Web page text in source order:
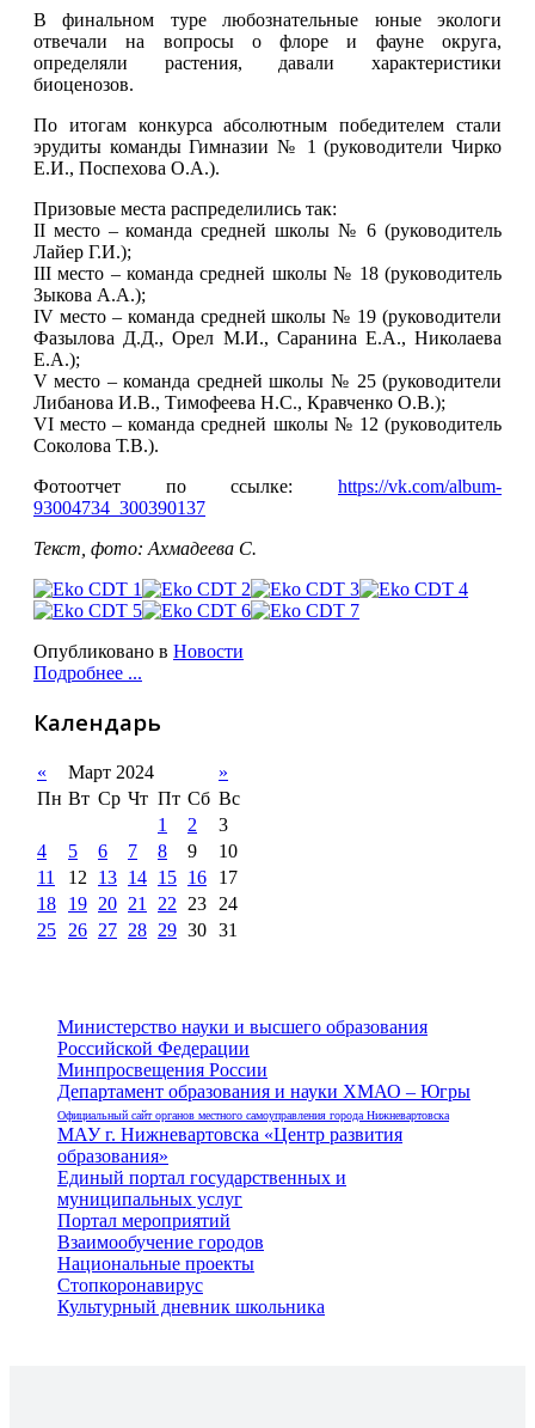
В финальном туре любознательные юные экологи
отвечали на вопросы о флоре и фауне округа,
определяли растения, давали характеристики
биоценозов.
По итогам конкурса абсолютным победителем стали
эрудиты команды Гимназии № 1 (руководители Чирко
Е.И., Поспехова О.А.).
Призовые места распределились так:
II место – команда средней школы № 6 (руководитель
Лайер Г.И.);
III место – команда средней школы № 18 (руководитель
Зыкова А.А.);
IV место – команда средней школы № 19 (руководители
Фазылова Д.Д., Орел М.И., Саранина Е.А., Николаева
Е.А.);
V место – команда средней школы № 25 (руководители
Либанова И.В., Тимофеева Н.С., Кравченко О.В.);
VI место – команда средней школы № 12 (руководитель
Соколова Т.В.).
Фотоотчет по ссылке: https://vk.com/album-
93004734_300390137
Текст, фото: Ахмадеева С.
Опубликовано в Новости
Подробнее ...
Календарь
« Март 2024
»
Пн Вт Ср Чт Пт Сб Вс
1
2
3
4
5 6 7 8 9
10
11
12 13 14 15 16
17
18
19 20 21 22 23
24
25
26 27 28 29 30 31
Министерство науки и высшего образования
Российской Федерации
Минпросвещения России
Департамент образования и науки ХМАО – Югры
Официальный сайт органов местного самоуправления города Нижневартовска
МАУ г. Нижневартовска «Центр развития
образования»
Единый портал государственных и
муниципальных услуг
Портал мероприятий
Взаимообучение городов
Национальные проекты
Стопкоронавирус
Культурный дневник школьника